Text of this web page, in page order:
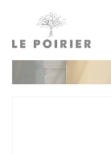
Panel pro správu